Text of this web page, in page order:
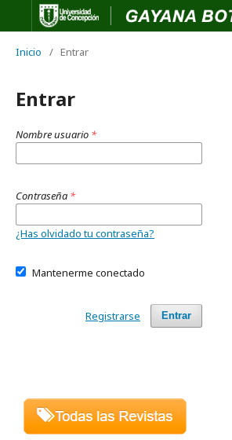
Inicio / Entrar
Entrar
Nombre usuario *
Contraseña *
¿Has olvidado tu contraseña?
Mantenerme conectado
Entrar
Registrarse